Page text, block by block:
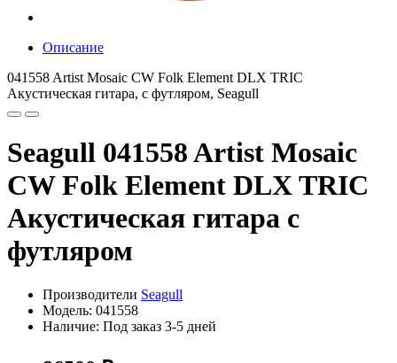
Описание
041558 Artist Mosaic CW Folk Element DLX TRIC
Акустическая гитара, с футляром, Seagull
Seagull 041558 Artist Mosaic
CW Folk Element DLX TRIC
Акустическая гитара с
футляром
Производители Seagull
Модель: 041558
Наличие: Под заказ 3-5 дней